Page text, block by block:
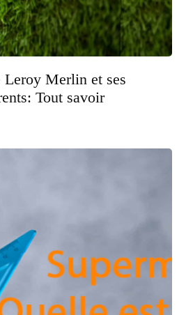
Leroy Merlin et ses
Tout savoir